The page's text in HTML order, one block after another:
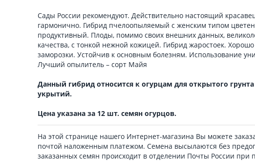
Сады России рекомендуют. Действительно настоящий
гармонично. Гибрид пчелоопыляемый с женским типом
продуктивный. Плоды, помимо своих внешних данных,
качества, с тонкой нежной кожицей. Гибрид жаростоек.
заморозки. Устойчив к основным болезням. Использование
Лучший опылитель – сорт Майя
Данный гибрид относится к огурцам для открытого
укрытий.
Цена указана за 12 шт. семян огурцов.
На этой странице нашего Интернет-магазина Вы можете
почтой наложенным платежом. Семена высылаются без
заказанных семян происходит в отделении Почты России при